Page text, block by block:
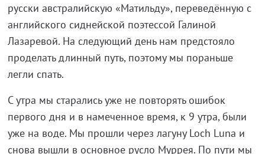
русски австралийскую «Матильду», переведённую с
английского сиднейской поэтессой Галиной
Лазаревой. На следующий день нам предстояло
проделать длинный путь, поэтому мы пораньше
легли спать.
С утра мы старались уже не повторять ошибок
первого дня и в намеченное время, к 9 утра, были
уже на воде. Мы прошли через лагуну Loch Luna и
снова вышли в основное русло Муррея. По пути мы